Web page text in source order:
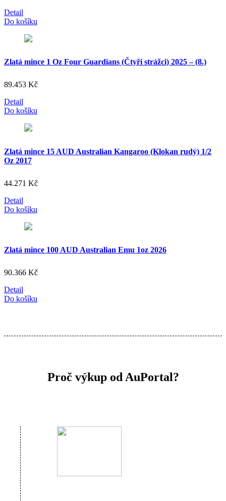
Detail
Do košíku
Zlatá mince 1 Oz Four Guardians (Čtyři strážci) 2025 – (8.)
89.453 Kč
Detail
Do košíku
Zlatá mince 15 AUD Australian Kangaroo (Klokan rudý) 1/2
Oz 2017
44.271 Kč
Detail
Do košíku
Zlatá mince 100 AUD Australian Emu 1oz 2026
90.366 Kč
Detail
Do košíku
Proč výkup od AuPortal?